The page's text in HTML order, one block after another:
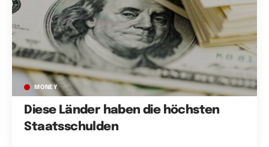
MONEY
Diese Länder haben die höchsten
Staatsschulden